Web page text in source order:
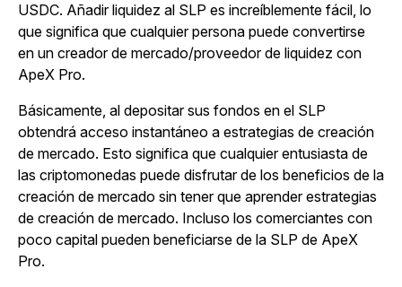
USDC. Añadir liquidez al SLP es increíblemente fácil, lo
que significa que cualquier persona puede convertirse
en un creador de mercado/proveedor de liquidez con
ApeX Pro.
Básicamente, al depositar sus fondos en el SLP
obtendrá acceso instantáneo a estrategias de creación
de mercado. Esto significa que cualquier entusiasta de
las criptomonedas puede disfrutar de los beneficios de la
creación de mercado sin tener que aprender estrategias
de creación de mercado. Incluso los comerciantes con
poco capital pueden beneficiarse de la SLP de ApeX
Pro.